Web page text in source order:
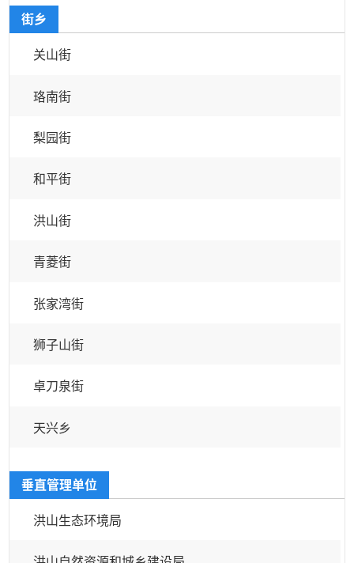
街乡
关山街
珞南街
梨园街
和平街
洪山街
青菱街
张家湾街
狮子山街
卓刀泉街
天兴乡
垂直管理单位
洪山生态环境局